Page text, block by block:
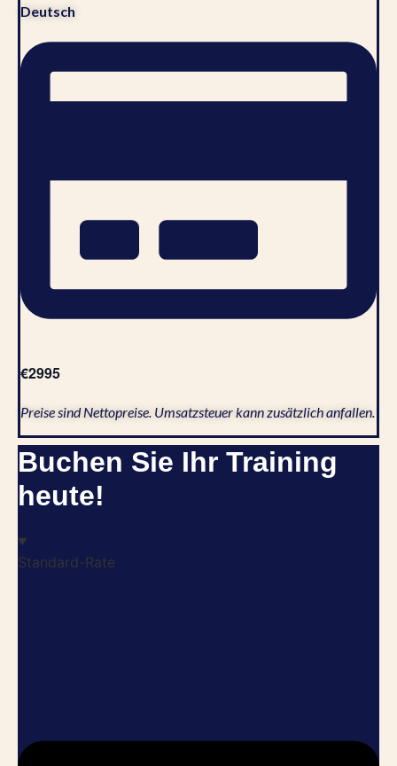
Deutsch
€2995
Preise sind Nettopreise. Umsatzsteuer kann zusätzlich anfallen.
Buchen Sie Ihr Training
heute!
Standard-Rate